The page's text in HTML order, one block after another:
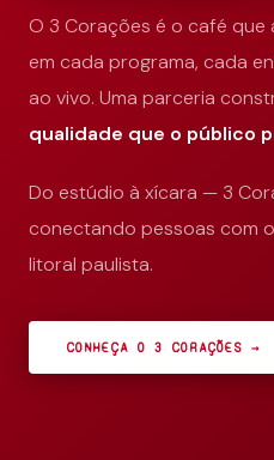
O 3 Corações é o café que
em cada programa, cada
ao vivo. Uma parceria
qualidade que o público
Do estúdio à xícara — 3
conectando pessoas com
litoral paulista.
CONHEÇA O 3 CORAÇÕES →